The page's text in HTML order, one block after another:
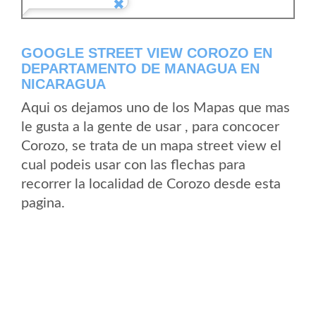
GOOGLE STREET VIEW COROZO EN
DEPARTAMENTO DE MANAGUA EN
NICARAGUA
Aqui os dejamos uno de los Mapas que mas
le gusta a la gente de usar , para concocer
Corozo, se trata de un mapa street view el
cual podeis usar con las flechas para
recorrer la localidad de Corozo desde esta
pagina.